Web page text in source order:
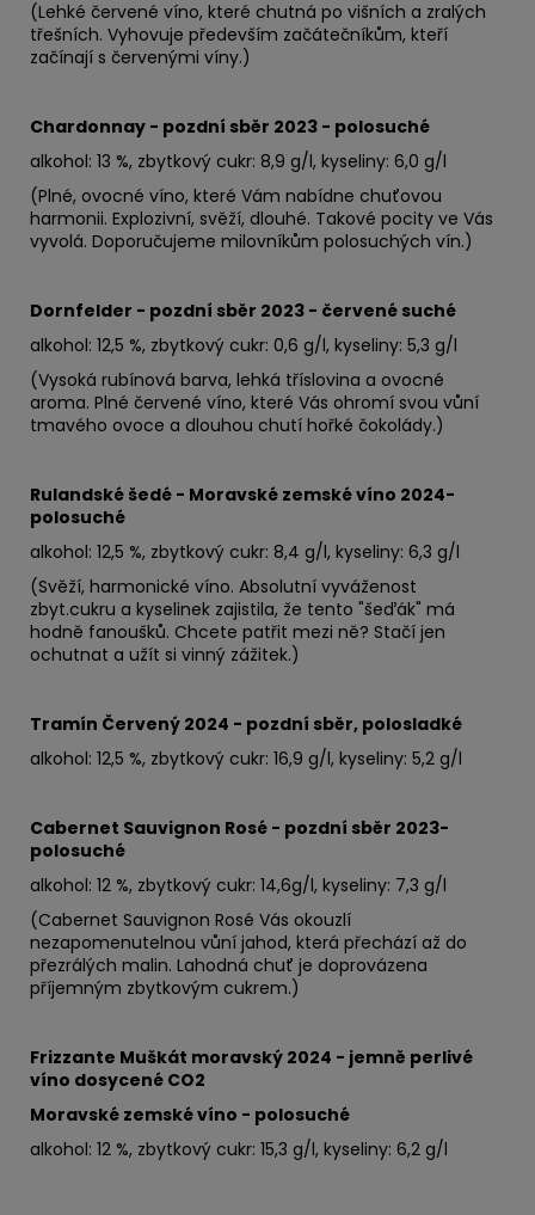
(Lehké červené víno, které chutná po višních a zralých
třešních. Vyhovuje především začátečníkům, kteří
začínají s červenými víny.)
Chardonnay - pozdní sběr 2023 - polosuché
alkohol: 13 %, zbytkový cukr: 8,9 g/l, kyseliny: 6,0 g/l
(Plné, ovocné víno, které Vám nabídne chuťovou
harmonii. Explozivní, svěží, dlouhé. Takové pocity ve Vás
vyvolá. Doporučujeme milovníkům polosuchých vín.)
Dornfelder - pozdní sběr 2023 - červené suché
alkohol: 12,5 %, zbytkový cukr: 0,6 g/l, kyseliny: 5,3 g/l
(Vysoká rubínová barva, lehká tříslovina a ovocné
aroma. Plné červené víno, které Vás ohromí svou vůní
tmavého ovoce a dlouhou chutí hořké čokolády.)
Rulandské šedé - Moravské zemské víno 2024-
polosuché
alkohol: 12,5 %, zbytkový cukr: 8,4 g/l, kyseliny: 6,3 g/l
(Svěží, harmonické víno. Absolutní vyváženost
zbyt.cukru a kyselinek zajistila, že tento "šeďák" má
hodně fanoušků. Chcete patřit mezi ně? Stačí jen
ochutnat a užít si vinný zážitek.)
Tramín Červený 2024 - pozdní sběr, polosladké
alkohol: 12,5 %, zbytkový cukr: 16,9 g/l, kyseliny: 5,2 g/l
Cabernet Sauvignon Rosé - pozdní sběr 2023-
polosuché
alkohol: 12 %, zbytkový cukr: 14,6g/l, kyseliny: 7,3 g/l
(Cabernet Sauvignon Rosé Vás okouzlí
nezapomenutelnou vůní jahod, která přechází až do
přezrálých malin. Lahodná chuť je doprovázena
příjemným zbytkovým cukrem.)
Frizzante Muškát moravský 2024 - jemně perlivé
víno dosycené CO2
Moravské zemské víno - polosuché
alkohol: 12 %, zbytkový cukr: 15,3 g/l, kyseliny: 6,2 g/l